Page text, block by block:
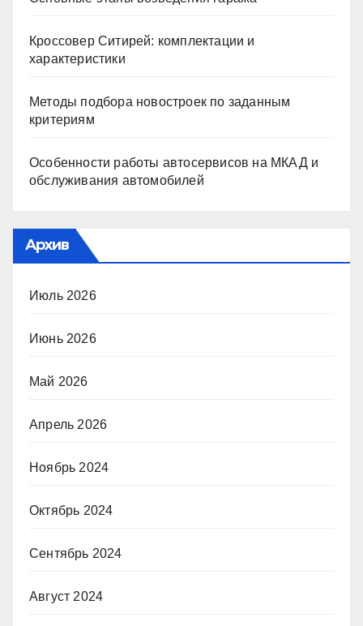
Кроссовер Ситирей: комплектации и
характеристики
Методы подбора новостроек по заданным
критериям
Особенности работы автосервисов на МКАД и
обслуживания автомобилей
Архив
Июль 2026
Июнь 2026
Май 2026
Апрель 2026
Ноябрь 2024
Октябрь 2024
Сентябрь 2024
Август 2024